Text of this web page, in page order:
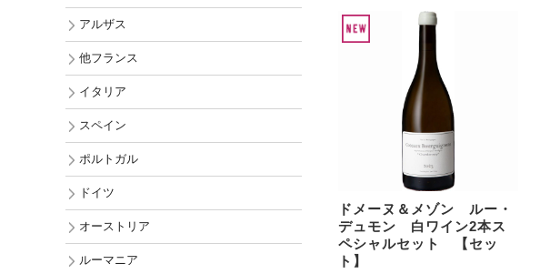
ドイツ
オーストラリア
ニュージーランド
アメリカ
ドメーヌ＆メゾン ルー・
デュモン 白ワイン2本ス
ペシャルセット 【セッ
ト】
アルザス
他フランス
イタリア
スペイン
ポルトガル
ドイツ
オーストリア
ルーマニア